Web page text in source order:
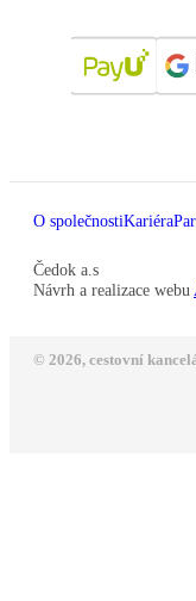
O společnostiKariéra
Čedok a.s
Návrh a realizace webu
© 2026, cestovní